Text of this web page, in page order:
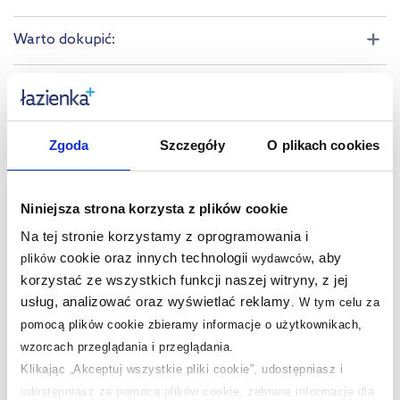
Zgoda Szczegóły O plikach cookies
Niniejsza strona korzysta z plików cookie
Na tej stronie korzystamy z oprogramowania i
plikówcookie oraz innych technologii wydawców, aby
korzystać ze wszystkich funkcji naszej witryny, z jej
usług, analizować oraz wyświetlać reklamy. W tym celu za
pomocą plików cookie zbieramy informacje o użytkownikach,
wzorcach przeglądania i przeglądania.
Klikając „Akceptuj wszystkie pliki cookie”, udostępniasz i
udostępniasz za pomocą plików cookie, zebrane informacje dla
Warto dokupić:
Kupowane z tym produktem:
Produkty podobne:
Dostępność:24h!
Duravit zestaw